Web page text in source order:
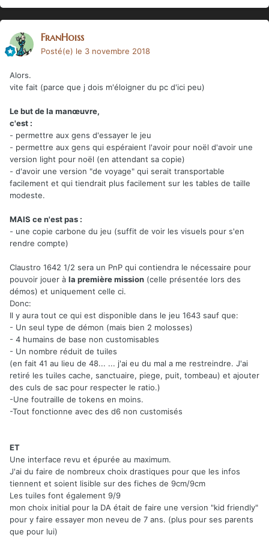
FranHoiss
Posté(e) le 3 novembre 2018
Alors.
vite fait (parce que j dois m'éloigner du pc d'ici peu)
Le but de la manœuvre,
c'est :
- permettre aux gens d'essayer le jeu
- permettre aux gens qui espéraient l'avoir pour noël d'avoir une
version light pour noël (en attendant sa copie)
- d'avoir une version "de voyage" qui serait transportable
facilement et qui tiendrait plus facilement sur les tables de taille
modeste.
MAIS ce n'est pas :
- une copie carbone du jeu (suffit de voir les visuels pour s'en
rendre compte)
Claustro 1642 1/2 sera un PnP qui contiendra le nécessaire pour
pouvoir jouer à la première mission (celle présentée lors des
démos) et uniquement celle ci.
Donc:
Il y aura tout ce qui est disponible dans le jeu 1643 sauf que:
- Un seul type de démon (mais bien 2 molosses)
- 4 humains de base non customisables
- Un nombre réduit de tuiles
(en fait 41 au lieu de 48... ... j'ai eu du mal a me restreindre. J'ai
retiré les tuiles cache, sanctuaire, piege, puit, tombeau) et ajouter
des culs de sac pour respecter le ratio.)
-Une foutraille de tokens en moins.
-Tout fonctionne avec des d6 non customisés
ET
Une interface revu et épurée au maximum.
J'ai du faire de nombreux choix drastiques pour que les infos
tiennent et soient lisible sur des fiches de 9cm/9cm
Les tuiles font également 9/9
mon choix initial pour la DA était de faire une version "kid friendly"
pour y faire essayer mon neveu de 7 ans. (plus pour ses parents
que pour lui)